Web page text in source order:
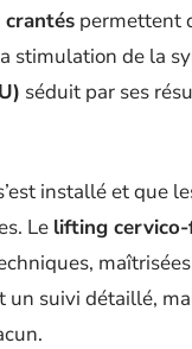
crantés permettent
stimulation de la
séduit par ses
installé et que
Le lifting
un suivi détaillé,